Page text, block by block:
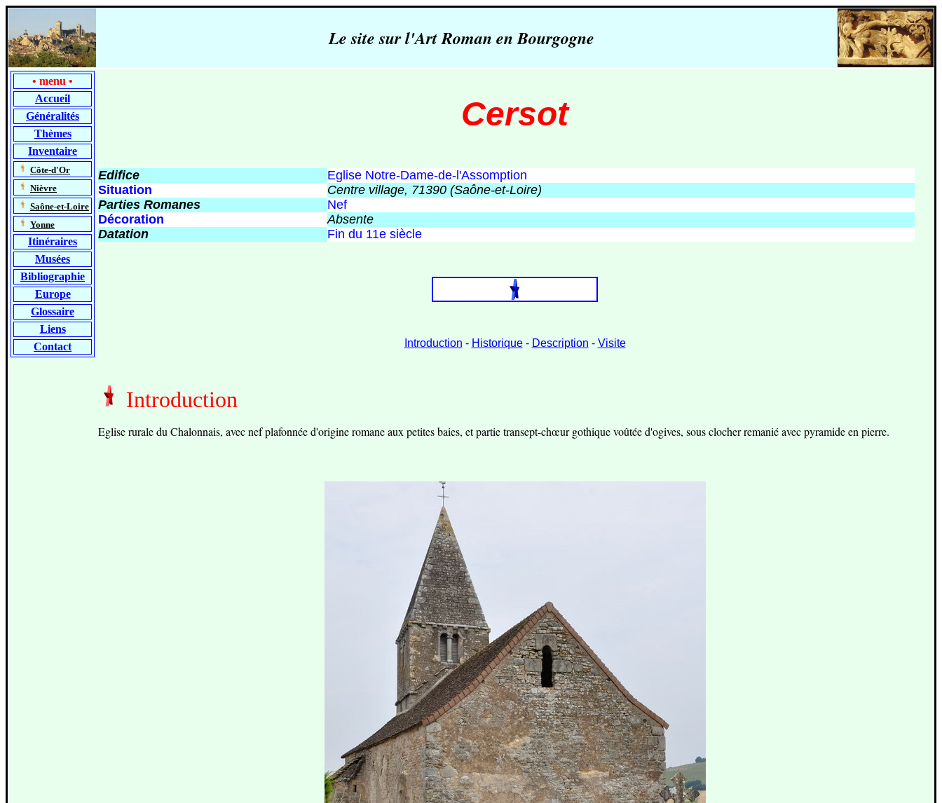
Le site sur l'Art Roman en Bourgogne
• menu •
Accueil
Généralités
Thèmes
Inventaire
Côte-d'Or
Nièvre
Saône-et-Loire
Yonne
Itinéraires
Musées
Bibliographie
Europe
Glossaire
Liens
Contact
Cersot
Edifice
Eglise Notre-Dame-de-l'Assomption
Situation
Centre village, 71390 (Saône-et-Loire)
Parties Romanes
Nef
Décoration
Absente
Datation
Fin du 11e siècle
Introduction - Historique- Description - Visite
Introduction
Eglise rurale du Chalonnais, avec nef plafonnée d'origine romane aux petites baies, et partie transept-chœur gothique voûtée d'ogives, sous clocher remanié avec pyramide en pierre.